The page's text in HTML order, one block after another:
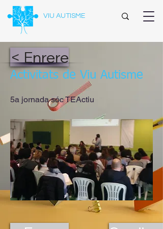
VIU AUTISME
< Enrere
Activitats de Viu Autisme
5a jornada sóc TEActiu